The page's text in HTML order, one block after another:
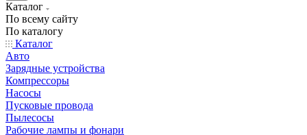
Каталог
По всему сайту
По каталогу
Каталог
Авто
Зарядные устройства
Компрессоры
Насосы
Пусковые провода
Пылесосы
Рабочие лампы и фонари